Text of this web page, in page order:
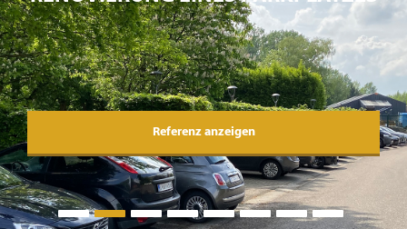
Referenz anzeigen